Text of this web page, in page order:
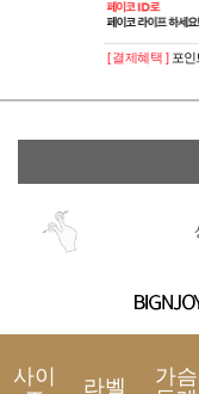
[ 결제혜택 ] 포인
사이
라벨
가슴